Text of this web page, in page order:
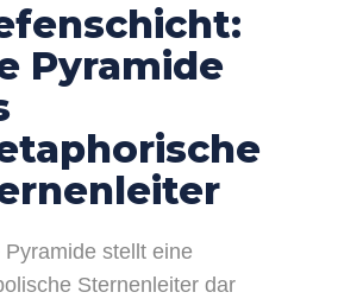
Pyramide
Pyramide stellt eine
Sternenleiter dar